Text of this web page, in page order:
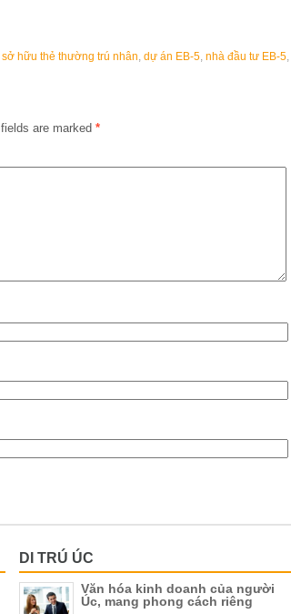
hữu thẻ thường trú nhân dự án EB-5 nhà đầu tư EB-5
are marked *
DI TRÚ ÚC
Văn hóa kinh doanh của người
Úc, mang phong cách riêng